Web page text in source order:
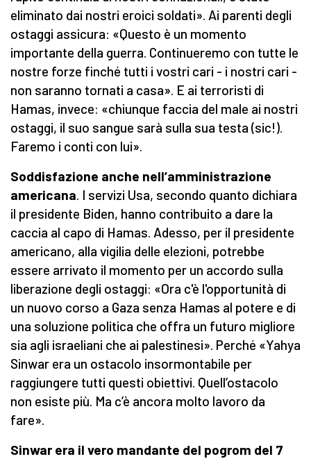
eliminato dai nostri eroici soldati». Ai parenti degli
ostaggi assicura: «Questo è un momento
importante della guerra. Continueremo con tutte le
nostre forze finché tutti i vostri cari - i nostri cari -
non saranno tornati a casa». E ai terroristi di
Hamas, invece: «chiunque faccia del male ai nostri
ostaggi, il suo sangue sarà sulla sua testa (sic!).
Faremo i conti con lui».
Soddisfazione anche nell’amministrazione
americana. I servizi Usa, secondo quanto dichiara
il presidente Biden, hanno contribuito a dare la
caccia al capo di Hamas. Adesso, per il presidente
americano, alla vigilia delle elezioni, potrebbe
essere arrivato il momento per un accordo sulla
liberazione degli ostaggi: «Ora c'è l'opportunità di
un nuovo corso a Gaza senza Hamas al potere e di
una soluzione politica che offra un futuro migliore
sia agli israeliani che ai palestinesi». Perché «Yahya
Sinwar era un ostacolo insormontabile per
raggiungere tutti questi obiettivi. Quell’ostacolo
non esiste più. Ma c’è ancora molto lavoro da
fare».
Sinwar era il vero mandante del pogrom del 7